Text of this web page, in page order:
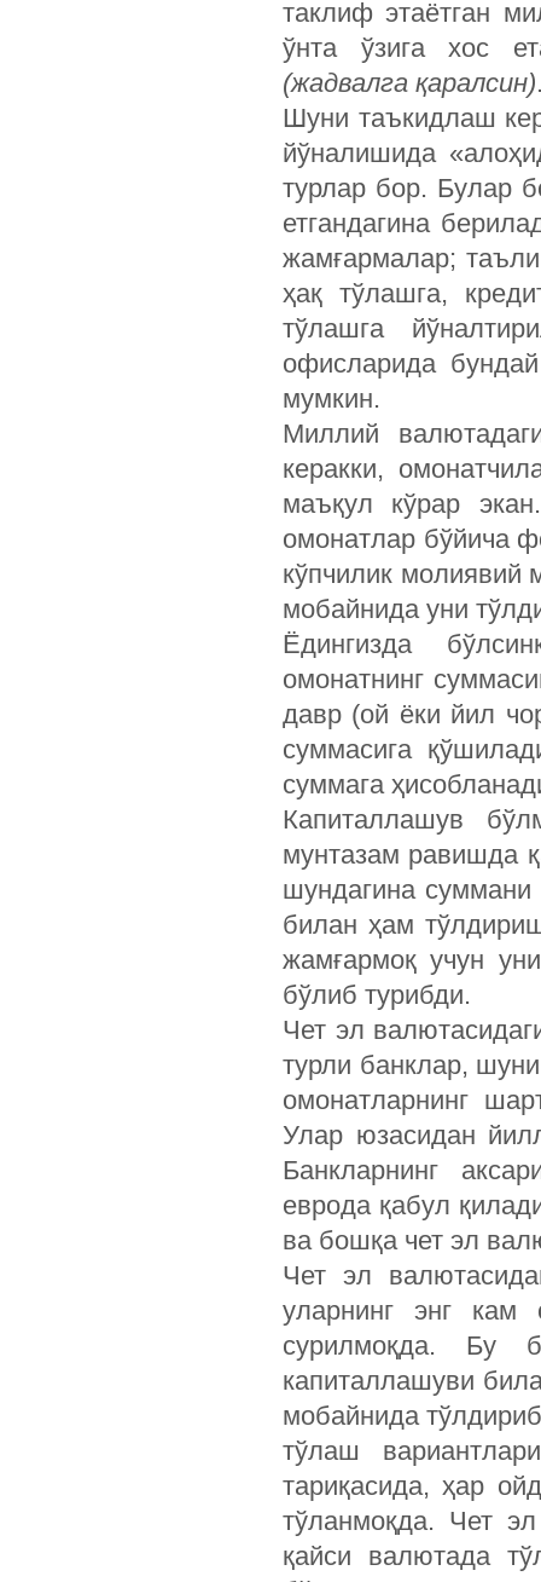
таклиф этаётган
ўнта ўзига хос
(жадвалга қаралсин)
Шуни таъкидлаш
йўналишида
турлар бор. Булар
етгандагина
жамғармалар;
ҳақ тўлашга,
тўлашга
офисларида
мумкин.
Миллий
керакки,
маъқул кўрар
омонатлар бўйича
кўпчилик молиявий
мобайнида уни
Ёдингизда
омонатнинг
давр (ой ёки йил
суммасига
суммага
Капиталлашув
мунтазам равишда
шундагина
билан ҳам
жамғармоқ учун
бўлиб турибди.
Чет эл
турли банклар,
омонатларнинг
Улар юзасидан
Банкларнинг
еврода қабул
ва бошқа чет эл
Чет эл
уларнинг энг кам
сурилмоқда. Бу
капиталлашуви
мобайнида
тўлаш
тариқасида, ҳар
тўланмоқда. Чет
қайси валютада